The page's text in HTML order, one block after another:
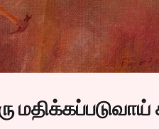
Skip